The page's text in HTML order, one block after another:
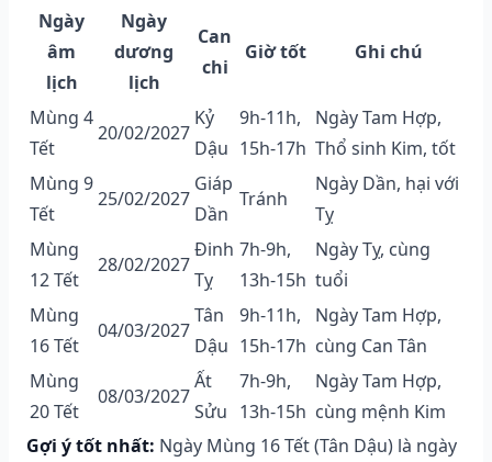
Ngày
âm
lịch
Ngày
dương
lịch
Can
chi
Giờ tốt Ghi chú
Mùng 4
Tết
20/02/2027
Kỷ
Dậu
9h-11h,
15h-17h
Ngày Tam Hợp,
Thổ sinh Kim, tốt
Mùng 9
Tết
25/02/2027
Giáp
Dần
Tránh
Ngày Dần, hại với
Tỵ
Mùng
12 Tết
28/02/2027
Đinh
Tỵ
7h-9h,
13h-15h
Ngày Tỵ, cùng
tuổi
Mùng
16 Tết
04/03/2027
Tân
Dậu
9h-11h,
15h-17h
Ngày Tam Hợp,
cùng Can Tân
Mùng
20 Tết
08/03/2027
Ất
Sửu
7h-9h,
13h-15h
Ngày Tam Hợp,
cùng mệnh Kim
Gợi ý tốt nhất: Ngày Mùng 16 Tết (Tân Dậu) là ngày